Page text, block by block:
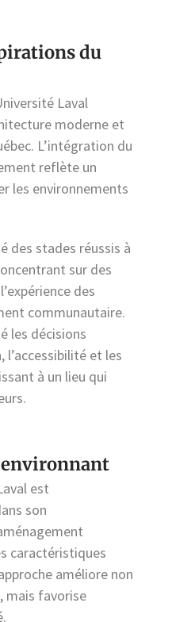
du
Laval
moderne et
L’intégration du
reflète un
les environnements
des stades réussis à
sur des
des
communautaire.
les décisions
et les
à un lieu qui
est
son
caractéristiques
améliore non
mais favorise